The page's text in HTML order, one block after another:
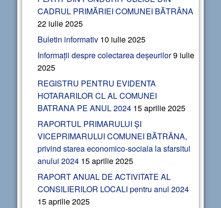
CADRUL PRIMĂRIEI COMUNEI BĂTRÂNA
22 iulie 2025
Buletin informativ 10 iulie 2025
Informații despre colectarea deșeurilor9 iulie
2025
REGISTRU PENTRU EVIDENTA
HOTARARILOR CL AL COMUNEI
BATRANA PE ANUL 2024 15 aprilie 2025
RAPORTUL PRIMARULUI ȘI
VICEPRIMARULUI COMUNEI BĂTRÂNA,
privind starea economico-sociala la sfarsitul
anului 2024 15 aprilie 2025
RAPORT ANUAL DE ACTIVITATE AL
CONSILIERILOR LOCALI pentru anul 2024
15 aprilie 2025